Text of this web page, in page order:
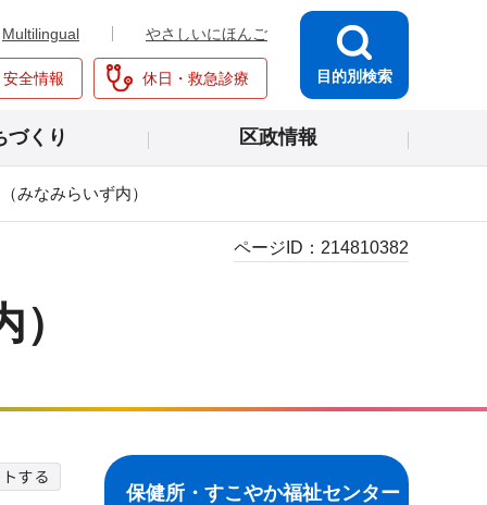
Multilingual やさしいにほんご
全情報 休日・救急診療 目的別検索
づくり 区政情報
みなみらいず内）
ページID： 214810382
保健所・すこやか福祉センター